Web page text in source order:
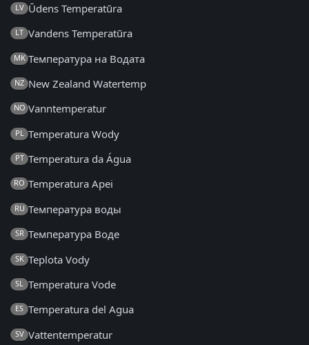
LV Ūdens Temperatūra
LT Vandens Temperatūra
MK Температура на Водата
NZ New Zealand Watertemp
NO Vanntemperatur
PL Temperatura Wody
PT Temperatura da Água
RO Temperatura Apei
RU Температура воды
SR Температура Воде
SK Teplota Vody
SL Temperatura Vode
ES Temperatura del Agua
SV Vattentemperatur